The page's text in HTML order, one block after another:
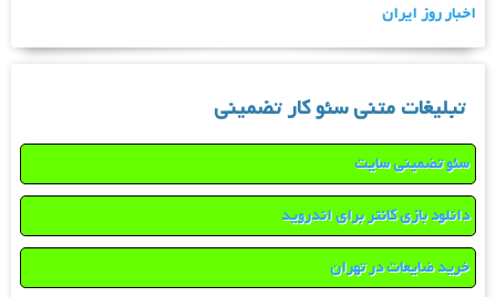
اخبار روز ایران
تبلیغات متنی سئو کار تضمینی
سئو تضمینی سایت
دانلود بازی کانتر برای اندروید
خرید ضایعات در تهران